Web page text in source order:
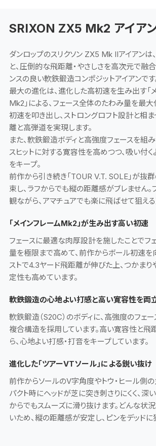
SRIXON ZX5 Mk2 アイア
ダンロップのスリクソン ZX5 Mk IIアイアンは
と、圧倒的な飛距離・やさしさを高次元で融
ンスの良い軟鉄鍛造コンポジットアイアンです
最大の進化は、進化した高初速を生み出す「
Mk2」による、フェース全体のたわみ量を最大
初速を叩き出し、ストロングロフト設計と相
離と高弾道を実現します。
また、軟鉄鍛造ボディと高強度フェースを組み
スヒットに対する寛容性を高めつつ、吸い付
をキープ。
前作から引き続き「TOUR V.T. SOLE」が抜
束し、ラフからでも縦の距離感がブレません
観ながら、アマチュアでも楽に飛ばせて狙え
「メインフレームMk2」が生み出す高い初速
フェースに最適な肉厚設計を施したことでフ
量を極限まで高めて、前作からボール初速を
ストで4.3ヤード飛距離が伸びた上、つかまり
定性も高めています。
軟鉄鍛造の心地よい打感と高い寛容性を両
軟鉄鍛造（S20C）のボディに、高強度のフェ
複合構造を採用しています。高い寛容性と
ら、心地よい打感・打音をキープしています。
進化した「ツアーVTソール」による鋭い抜け
前作からソールのV字角度やトウ・ヒール側
パクト時にヘッドが芝に突き刺さりにくく、深
からでもスムーズに滑り抜けます。どんな状
いため、縦の距離感が安定し、ピンをデッドに